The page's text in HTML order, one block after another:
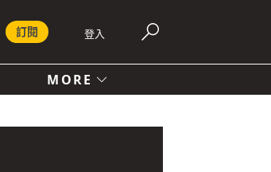
登入
訂閱
MORE